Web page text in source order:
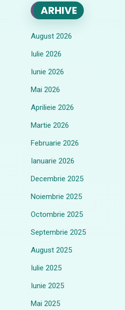
ARHIVE
August 2026
Iulie 2026
Iunie 2026
Mai 2026
Aprilieie 2026
Martie 2026
Februarie 2026
Ianuarie 2026
Decembrie 2025
Noiembrie 2025
Octombrie 2025
Septembrie 2025
August 2025
Iulie 2025
Iunie 2025
Mai 2025